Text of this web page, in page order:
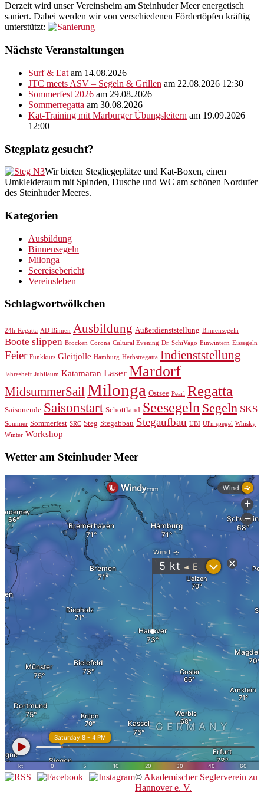
Derzeit wird unser Vereinsheim am Steinhuder Meer energetisch
saniert. Dabei werden wir von verschiedenen Fördertöpfen kräftig
unterstützt:
Nächste Veranstaltungen
Surf & Eat am 14.08.2026
JTC meets ASV – Segeln & Grillen am 22.08.2026 12:30
Sommerfest 2026 am 29.08.2026
Sommerregatta am 30.08.2026
Kat-Training mit Marburger Übungsleitern am 19.09.2026
12:00
Stegplatz gesucht?
Wir bieten Stegliegeplätze und Kat-Boxen, einen
Umkleideraum mit Spinden, Dusche und WC am schönen Nordufer
des Steinhuder Meeres.
Kategorien
Ausbildung
Binnensegeln
Milonga
Seereisebericht
Vereinsleben
Schlagwortwölkchen
24h-Regatta AD Binnen Ausbildung Außerdienststellung Binnensegeln
Boote slippen Brocken Corona Cultural Evening Dr. SchiVago Einwintern Eissegeln
Feier Funkkurs Gleitjolle Hamburg Herbstregatta Indienststellung
Jahresheft Jubiläum Katamaran Laser Mardorf
MidsummerSailMilonga Ostsee Pearl Regatta
Saisonende Saisonstart Schottland Seesegeln Segeln SKS
Sommer Sommerfest SRC Steg Stegabbau Stegaufbau UBI Ul'n spegel Whisky
Winter Workshop
Wetter am Steinhuder Meer
© Akademischer Seglerverein zu
Hannover e. V.